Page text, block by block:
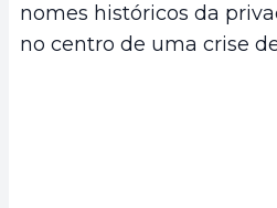
nomes históricos da
no centro de uma crise